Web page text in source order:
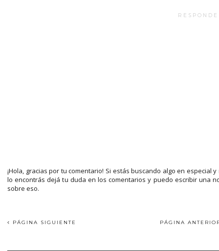
¡Hola, gracias por tu comentario! Si estás buscando algo en especial y
lo encontrás dejá tu duda en los comentarios y puedo escribir una
sobre eso.
PÁGINA SIGUIENTE PÁGINA